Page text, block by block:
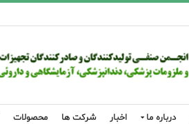
درباره ما اخبار شرکت ها محصولات